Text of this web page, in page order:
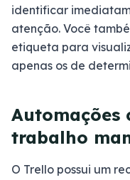
identificar
atenção. Você
etiqueta para
apenas os de
Automações
trabalho
O Trello possui um